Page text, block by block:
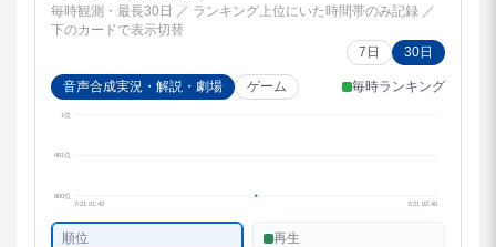
毎時観測・最長30日 ／ ランキング上位にいた時間帯のみ記録 ／
下のカードで表示切替
7日
30日
音声合成実況・解説・劇場 ゲーム 毎時ランキング
1位
401位
800位
7/21 01:40
7/21 02:40
順位 再生